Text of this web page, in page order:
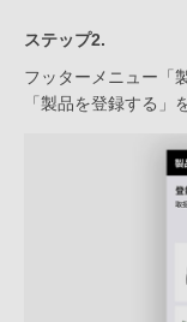
ステップ2.
フッターメニュー「
「製品を登録する」